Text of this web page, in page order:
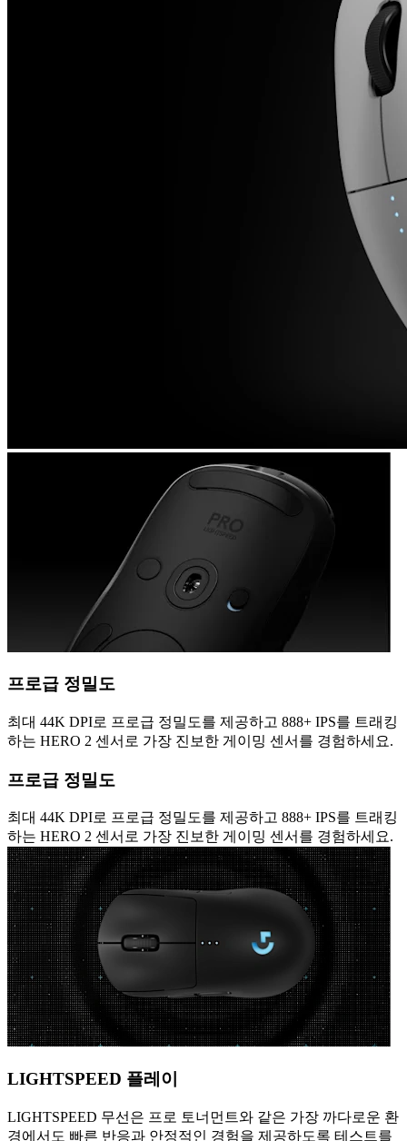
프로급 정밀도
최대 44K DPI로 프로급 정밀도를 제공하고 888+ IPS를 트래킹
하는 HERO 2 센서로 가장 진보한 게이밍 센서를 경험하세요.
프로급 정밀도
최대 44K DPI로 프로급 정밀도를 제공하고 888+ IPS를 트래킹
하는 HERO 2 센서로 가장 진보한 게이밍 센서를 경험하세요.
LIGHTSPEED 플레이
LIGHTSPEED 무선은 프로 토너먼트와 같은 가장 까다로운 환
경에서도 빠른 반응과 안정적인 경험을 제공하도록 테스트를